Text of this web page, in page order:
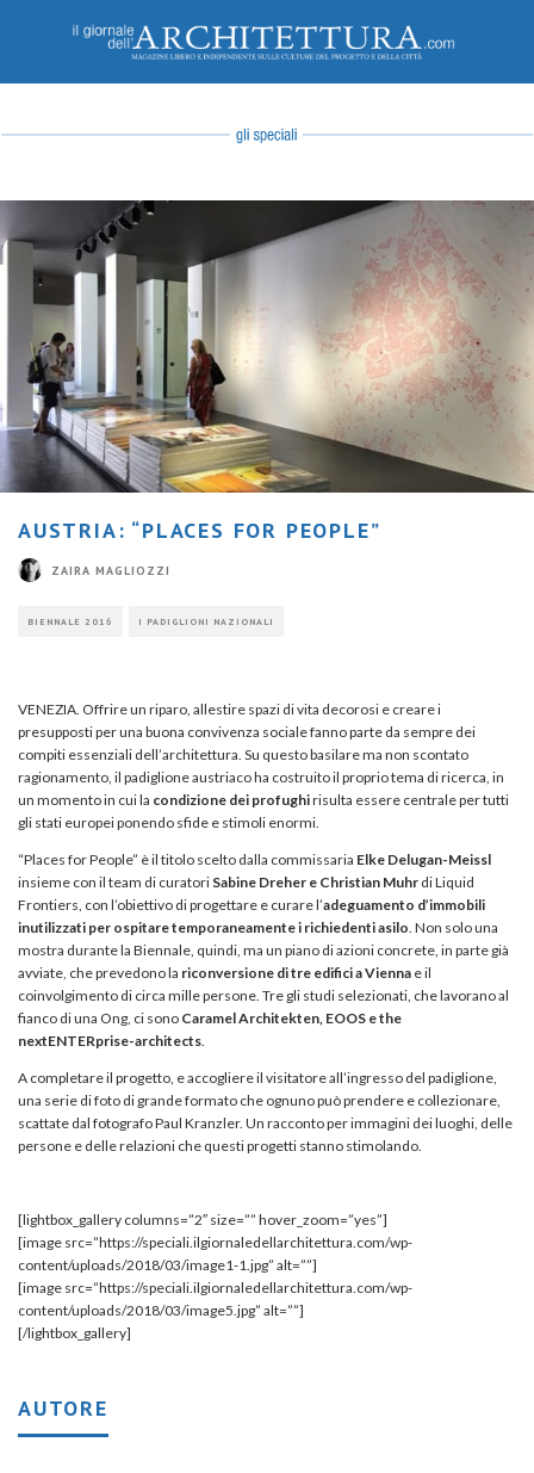
AUSTRIA: “PLACES FOR PEOPLE”
ZAIRA MAGLIOZZI
BIENNALE 2016 I PADIGLIONI NAZIONALI
VENEZIA. Offrire un riparo, allestire spazi di vita decorosi e creare i
presupposti per una buona convivenza sociale fanno parte da sempre dei
compiti essenziali dell’architettura. Su questo basilare ma non scontato
ragionamento, il padiglione austriaco ha costruito il proprio tema di ricerca, in
un momento in cui la condizione dei profughirisulta essere centrale per tutti
gli stati europei ponendo sfide e stimoli enormi.
“Places for People” è il titolo scelto dalla commissaria Elke Delugan-Meissl
insieme con il team di curatori Sabine Dreher e Christian Muhr di Liquid
Frontiers, con l’obiettivo di progettare e curare l’adeguamento d’immobili
inutilizzati per ospitare temporaneamente i richiedenti asilo. Non solo una
mostra durante la Biennale, quindi, ma un piano di azioni concrete, in parte già
avviate, che prevedono la riconversione di tre edifici a Vienna e il
coinvolgimento di circa mille persone. Tre gli studi selezionati, che lavorano al
fianco di una Ong, ci sono Caramel Architekten, EOOS e the
nextENTERprise-architects.
A completare il progetto, e accogliere il visitatore all’ingresso del padiglione,
una serie di foto di grande formato che ognuno può prendere e collezionare,
scattate dal fotografo Paul Kranzler. Un racconto per immagini dei luoghi, delle
persone e delle relazioni che questi progetti stanno stimolando.
[lightbox_gallery columns=”2″ size=”” hover_zoom=”yes”]
[image src=”https://speciali.ilgiornaledellarchitettura.com/wp-
content/uploads/2018/03/image1-1.jpg” alt=””]
[image src=”https://speciali.ilgiornaledellarchitettura.com/wp-
content/uploads/2018/03/image5.jpg” alt=””]
[/lightbox_gallery]
AUTORE